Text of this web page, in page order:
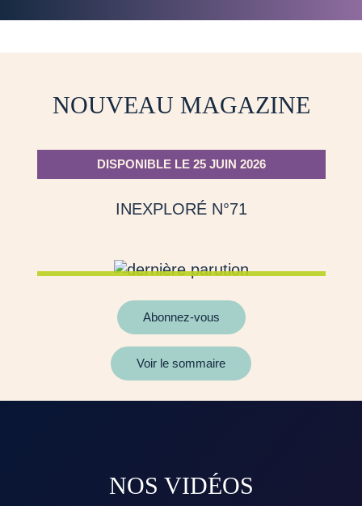
NOUVEAU MAGAZINE
DISPONIBLE LE 25 JUIN 2026
INEXPLORÉ N°71
Abonnez-vous
Voir le sommaire
NOS VIDÉOS